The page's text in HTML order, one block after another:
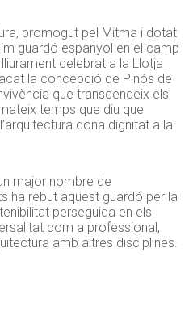
promogut pel Mitma i dotat
guardó espanyol en el camp
lliurament celebrat a la Llotja
la concepció de Pinós de
que transcendeix els
temps que diu que
dona dignitat a la
major nombre de
ha rebut aquest guardó per la
perseguida en els
com a professional,
amb altres disciplines.